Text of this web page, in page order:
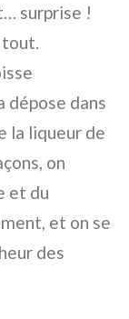
surprise !
tout.
dépose dans
la liqueur de
on
et du
et on se
des